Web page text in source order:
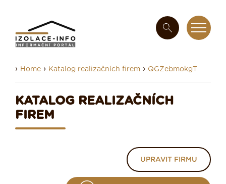
› Home › Katalog realizačních firem › QGZebmokgT
KATALOG REALIZAČNÍCH
FIREM
UPRAVIT FIRMU